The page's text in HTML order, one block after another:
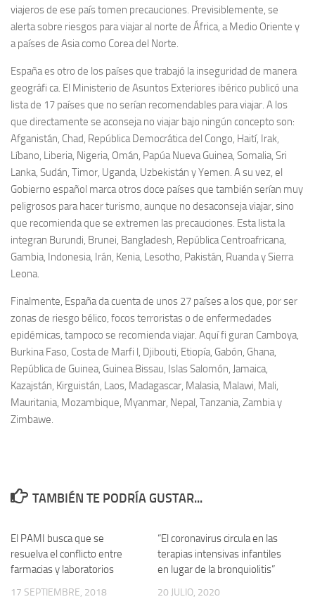
viajeros de ese país tomen precauciones. Previsiblemente, se
alerta sobre riesgos para viajar al norte de África, a Medio Oriente y
a países de Asia como Corea del Norte.
España es otro de los países que trabajó la inseguridad de manera
geográfi ca. El Ministerio de Asuntos Exteriores ibérico publicó una
lista de 17 países que no serían recomendables para viajar. A los
que directamente se aconseja no viajar bajo ningún concepto son:
Afganistán, Chad, República Democrática del Congo, Haití, Irak,
Líbano, Liberia, Nigeria, Omán, Papúa Nueva Guinea, Somalia, Sri
Lanka, Sudán, Timor, Uganda, Uzbekistán y Yemen. A su vez, el
Gobierno español marca otros doce países que también serían muy
peligrosos para hacer turismo, aunque no desaconseja viajar, sino
que recomienda que se extremen las precauciones. Esta lista la
integran Burundi, Brunei, Bangladesh, República Centroafricana,
Gambia, Indonesia, Irán, Kenia, Lesotho, Pakistán, Ruanda y Sierra
Leona.
Finalmente, España da cuenta de unos 27 países a los que, por ser
zonas de riesgo bélico, focos terroristas o de enfermedades
epidémicas, tampoco se recomienda viajar. Aquí fi guran Camboya,
Burkina Faso, Costa de Marfi l, Djibouti, Etiopía, Gabón, Ghana,
República de Guinea, Guinea Bissau, Islas Salomón, Jamaica,
Kazajstán, Kirguistán, Laos, Madagascar, Malasia, Malawi, Mali,
Mauritania, Mozambique, Myanmar, Nepal, Tanzania, Zambia y
Zimbawe.
TAMBIÉN TE PODRÍA GUSTAR...
El PAMI busca que se
resuelva el conflicto entre
farmacias y laboratorios
17 SEPTIEMBRE, 2018
“El coronavirus circula en las
terapias intensivas infantiles
en lugar de la bronquiolitis”
20 JULIO, 2020